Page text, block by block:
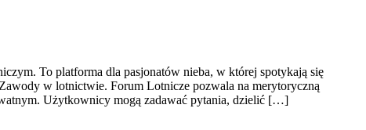
To platforma dla pasjonatów nieba, w której spotykają się
w lotnictwie. Forum Lotnicze pozwala na merytoryczną
Użytkownicy mogą zadawać pytania, dzielić […]